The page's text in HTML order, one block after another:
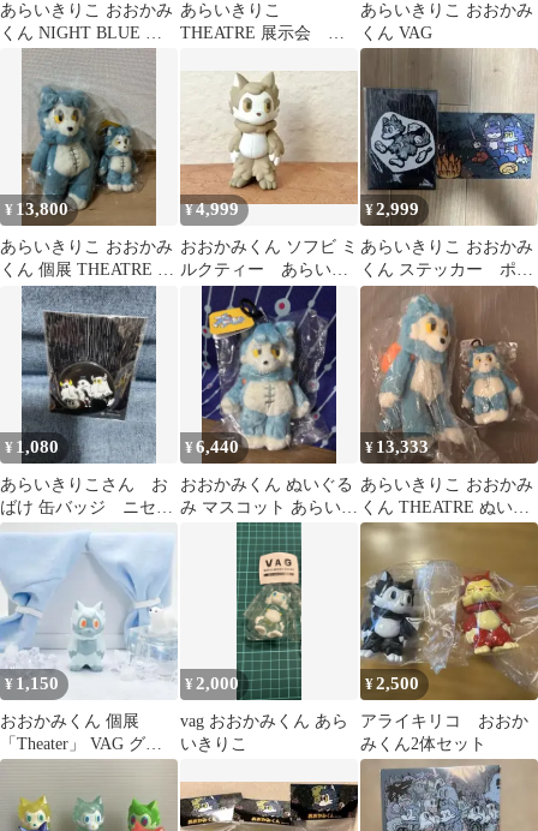
あらいきりこ おおかみ
くん NIGHT BLUE 蓄
あらいきりこ
THEATRE 展示会 パ
特典 ポストカード
あらいきりこ おおかみ
くん VAG
¥ 13,800
あらいきりこ おおかみ
くん 個展 THEATRE ぬ
いぐるみ マスコット
¥4,999
おおかみくん ソフビ ミ
ルクティー あらいき
りこ
¥2,999
あらいきりこ おおかみ
くん ステッカー ポス
トカード
¥ 1,080
あらいきりこさん お
ばけ 缶バッジ ニセお
ばけ
¥6,440
おおかみくん ぬいぐる
み マスコット あらいき
りこ 個展 theater
¥ 13,333
あらいきりこ おおかみ
くん THEATRE ぬいぐ
るみ マスコット2種セ
ット
¥ 1,150
おおかみくん 個展
「Theater」 VAG グレ
ー・白 新品未開封品
¥ 2,000
vag おおかみくん あら
いきりこ
¥2,500
アライキリコ おおか
みくん2体セット